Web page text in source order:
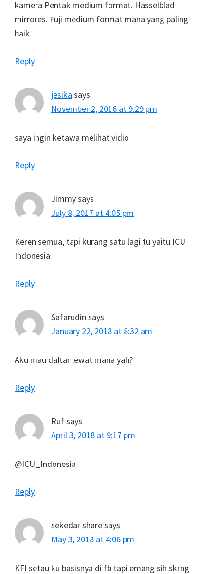
kamera Pentak medium format. Hasselblad
mirrores. Fuji medium format mana yang paling
baik
Reply
jesika says
November 2, 2016 at 9:29 pm
saya ingin ketawa melihat vidio
Reply
Jimmysays
July 8, 2017 at 4:05 pm
Keren semua, tapi kurang satu lagi tu yaitu ICU
Indonesia
Reply
Safarudin says
January 22, 2018 at 8:32 am
Aku mau daftar lewat mana yah?
Reply
Rufsays
April 3, 2018 at 9:17 pm
@ICU_Indonesia
Reply
sekedar sharesays
May 3, 2018 at 4:06 pm
KFI setau ku basisnya di fb tapi emang sih skrng